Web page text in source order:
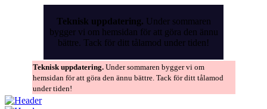
Teknisk uppdatering. Under sommaren
bygger vi om hemsidan för att göra den ännu
bättre. Tack för ditt tålamod under tiden!
Teknisk uppdatering. Under sommaren bygger vi om
hemsidan för att göra den ännu bättre. Tack för ditt tålamod
under tiden!